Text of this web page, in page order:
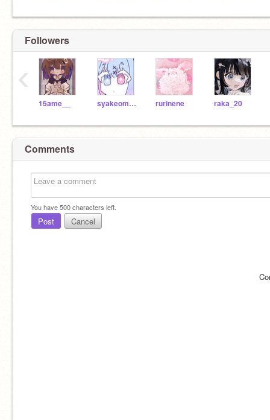
Followers
15ame__ syakeomusubi rurinene raka_20
‹
Comments
You have500characters left.
Post Cancel